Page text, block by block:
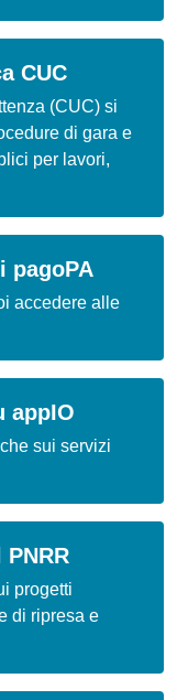
CUC
(CUC) si
di gara e
per lavori,
pagoPA
accedere alle
appIO
sui servizi
progetti
di ripresa e